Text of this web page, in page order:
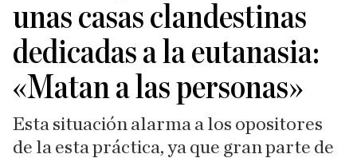
unas casas clandestinas
dedicadas a la eutanasia:
«Matan a las personas»
Esta situación alarma a los opositores
de la esta práctica, ya que gran parte de